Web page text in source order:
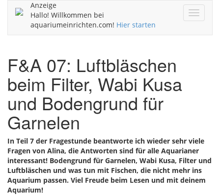
ein/aus
Anzeige
Hallo! Willkommen bei
aquariumeinrichten.com! Hier starten
F&A 07: Luftbläschen
beim Filter, Wabi Kusa
und Bodengrund für
Garnelen
In Teil 7 der Fragestunde beantworte ich wieder sehr viele
Fragen von Alina, die Antworten sind für alle Aquarianer
interessant! Bodengrund für Garnelen, Wabi Kusa, Filter und
Luftbläschen und was tun mit Fischen, die nicht mehr ins
Aquarium passen. Viel Freude beim Lesen und mit deinem
Aquarium!